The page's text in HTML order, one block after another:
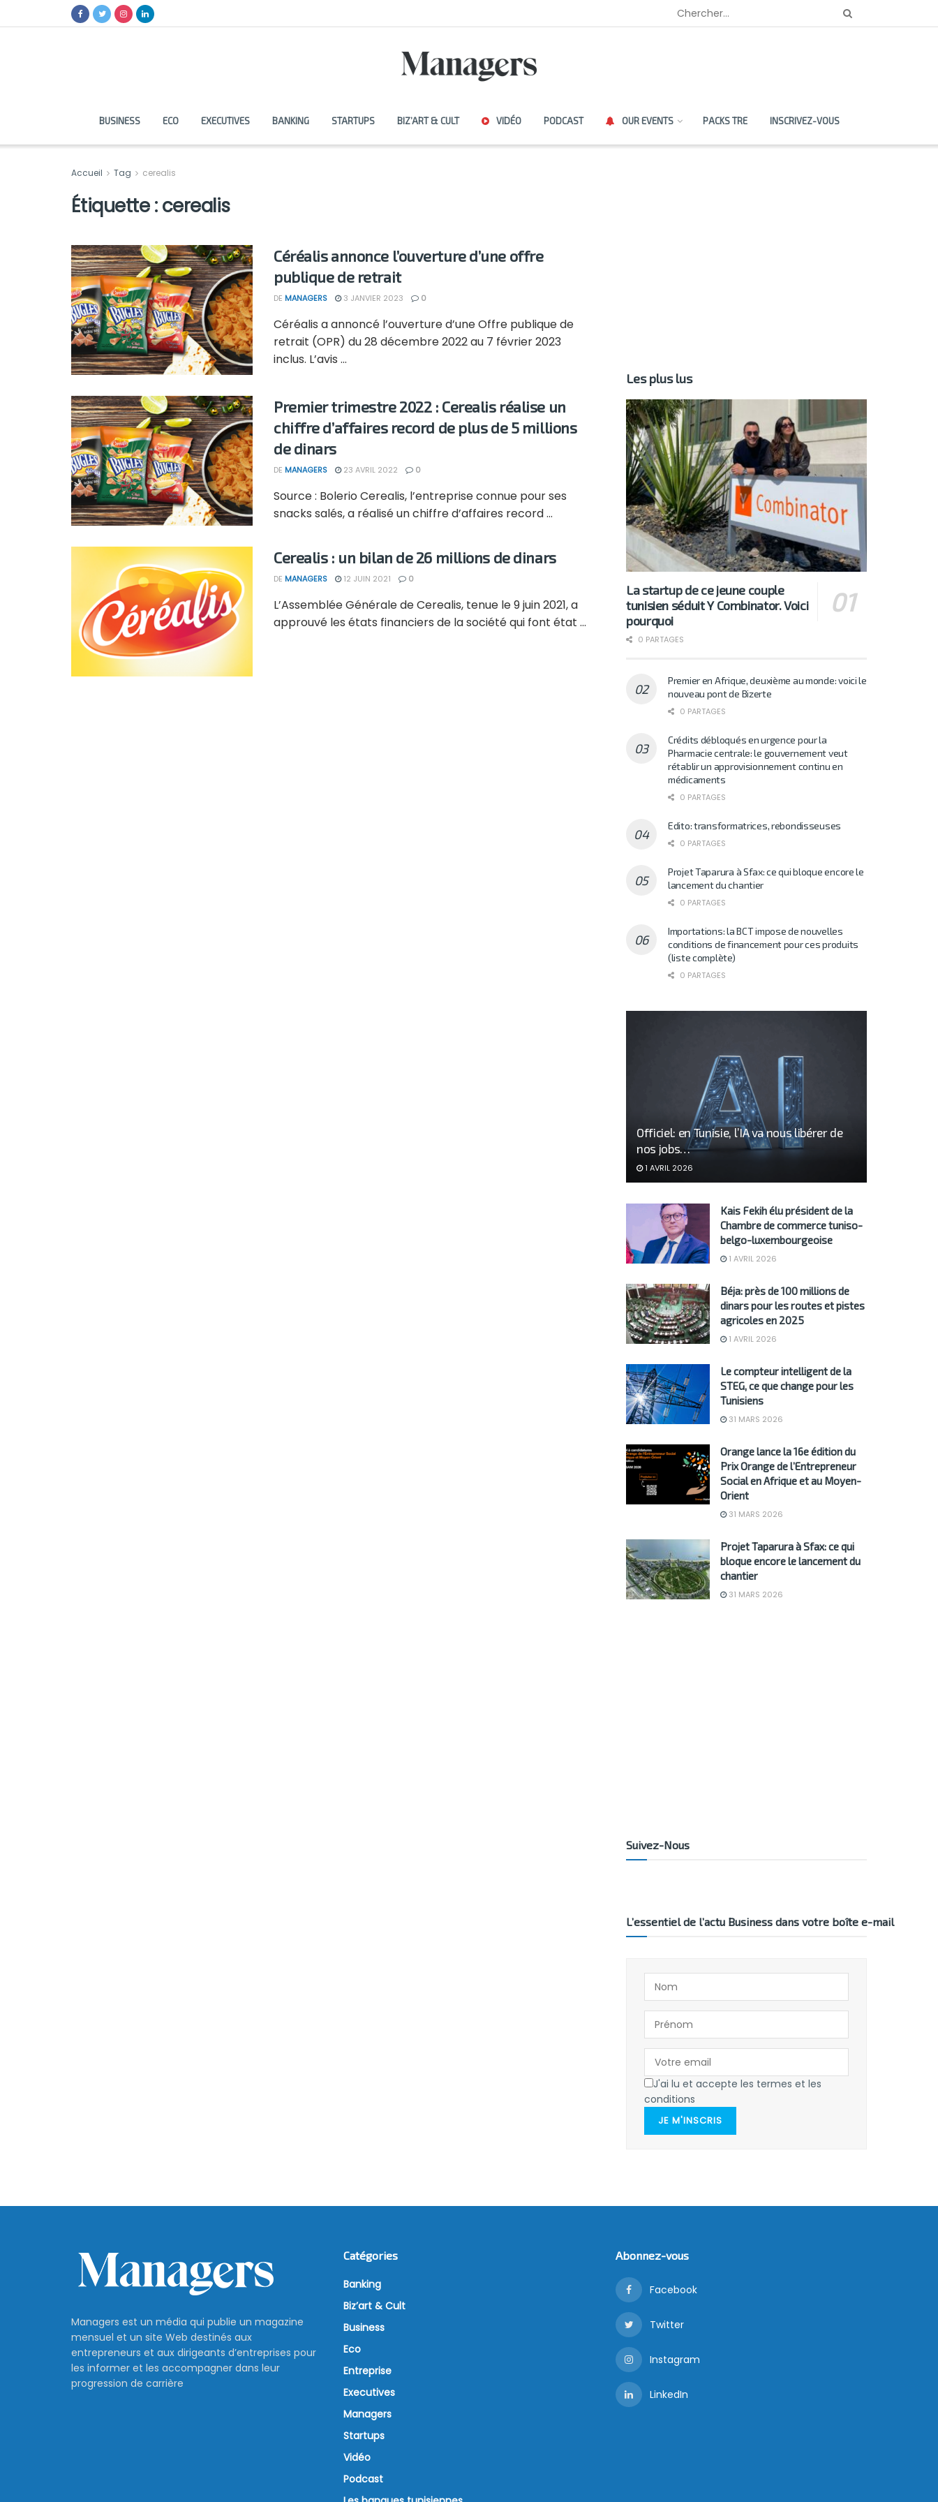
BUSINESS ECO EXECUTIVES BANKING STARTUPS BIZ’ART & CULT VIDÉO PODCAST OUR EVENTS PACKS TRE INSCRIVEZ-VOUS
Accueil Tag cerealis
Étiquette :cerealis
Céréalis annonce l’ouverture d’une offre
publique de retrait
DE MANAGERS 3 JANVIER 2023 0
Céréalis a annoncé l’ouverture d’une Offre publique de
retrait (OPR) du 28 décembre 2022 au 7 février 2023
inclus. L’avis ...
Premier trimestre 2022 : Cerealis réalise un
chiffre d’affaires record de plus de 5 millions
de dinars
DE MANAGERS 23 AVRIL 2022 0
Source : Bolerio Cerealis, l’entreprise connue pour ses
snacks salés, a réalisé un chiffre d’affaires record ...
Cerealis : un bilan de 26 millions de dinars
DE MANAGERS 12 JUIN 2021 0
L’Assemblée Générale de Cerealis, tenue le 9 juin 2021, a
approuvé les états financiers de la société qui font état ...
Les plus lus
La startup de ce jeune couple
tunisien séduit Y Combinator. Voici
pourquoi
0 PARTAGES
Premier en Afrique, deuxième au monde: voici le
nouveau pont de Bizerte
0 PARTAGES
Crédits débloqués en urgence pour la
Pharmacie centrale: le gouvernement veut
rétablir un approvisionnement continu en
médicaments
0 PARTAGES
Edito: transformatrices, rebondisseuses
0 PARTAGES
Projet Taparura à Sfax: ce qui bloque encore le
lancement du chantier
0 PARTAGES
Importations: la BCT impose de nouvelles
conditions de financement pour ces produits
(liste complète)
0 PARTAGES
Officiel: en Tunisie, l’IA va nous libérer de
nos jobs…
1 AVRIL 2026
Kais Fekih élu président de la
Chambre de commerce tuniso-
belgo-luxembourgeoise
1 AVRIL 2026
Béja: près de 100 millions de
dinars pour les routes et pistes
agricoles en 2025
1 AVRIL 2026
Le compteur intelligent de la
STEG, ce que change pour les
Tunisiens
31 MARS 2026
Orange lance la 16e édition du
Prix Orange de l’Entrepreneur
Social en Afrique et au Moyen-
Orient
31 MARS 2026
Projet Taparura à Sfax: ce qui
bloque encore le lancement du
chantier
31 MARS 2026
Suivez-Nous
L’essentiel de l’actu Business dans votre boîte e-mail
J'ai lu et accepte les termes et les
conditions
JE M'INSCRIS
Managers est un média qui publie un magazine
mensuel et un site Web destinés aux
entrepreneurs et aux dirigeants d’entreprises pour
les informer et les accompagner dans leur
progression de carrière
Catégories
Banking
Biz’art & Cult
Business
Eco
Entreprise
Executives
Managers
Startups
Vidéo
Podcast
Abonnez-vous
Facebook
Twitter
Instagram
LinkedIn